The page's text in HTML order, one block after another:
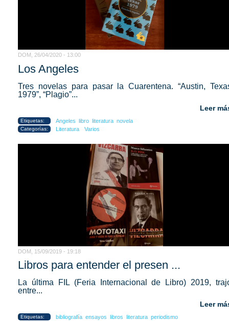
DOM, 26/04/2020 - 13:00
Los Angeles
Tres novelas para pasar la Cuarentena. “Austin,
1979”, “Plagio”...
Leer
Etiquetas: Angeles libro literatura novela
Categorías: Literatura Varios
DOM, 15/09/2019 - 19:18
Libros para entender el presen ...
La última FIL (Feria Internacional de Libro) 2019,
entre...
Leer
Etiquetas: bibliografía ensayos libros literatura periodismo